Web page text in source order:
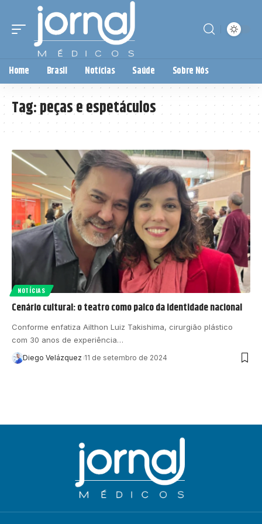
Home Brasil Notícias Saúde Sobre Nós
Tag:peças e espetáculos
NOTÍCIAS
Cenário cultural: o teatro como palco da identidade nacional
Conforme enfatiza Ailthon Luiz Takishima, cirurgião plástico
com 30 anos de experiência…
Diego Velázquez 11 de setembro de 2024